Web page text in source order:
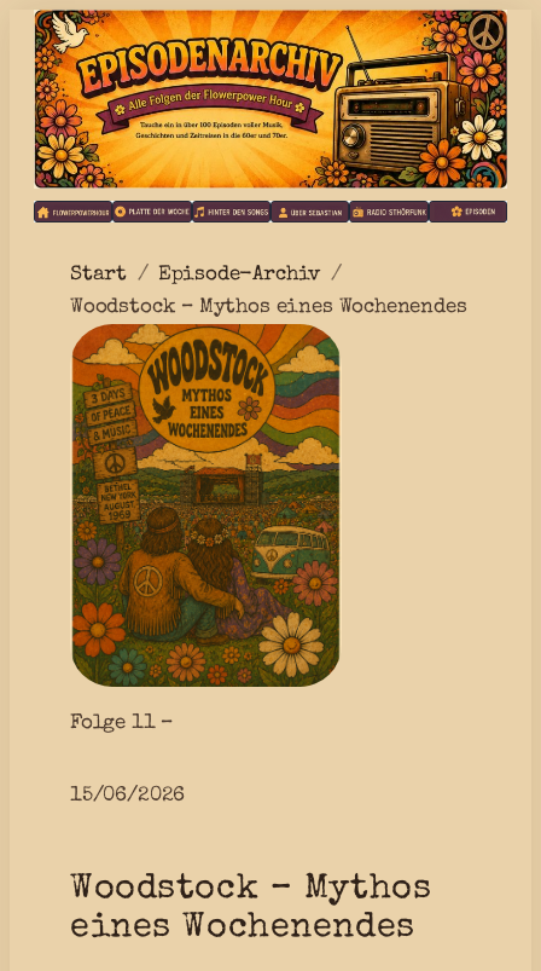
Start
Episode-Archiv
Woodstock – Mythos eines Wochenendes
Folge 11 –
15/06/2026
Woodstock – Mythos
eines Wochenendes